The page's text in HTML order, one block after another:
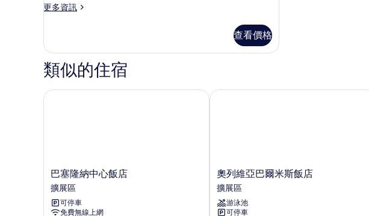
的
有
相
片
更多資訊
更
房
的
詳
情
查看價格
類似的住宿
巴
塞
隆
納
巴塞隆納中心飯店
擴展區
可停車
免費無線上網
巴塞隆納中心飯店
奧
列
維
亞
奧列維亞巴爾米斯飯店
擴展區
游泳池
可停車
奧列維亞巴爾米斯飯店